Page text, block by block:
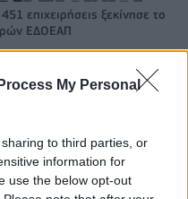
My Personal
to third parties, or
information for
use the below opt-out
επιχειρήσεις ξεκίνησε το
ΕΔΟΕΑΠ